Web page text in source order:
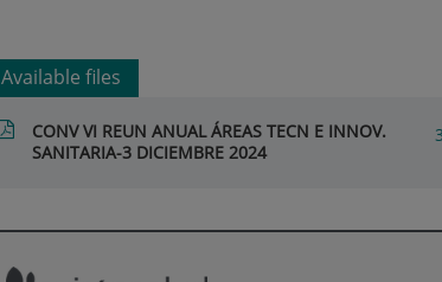
Available files
CONV VI REUN ANUAL ÁREAS TECN E INNOV.
SANITARIA-3 DICIEMBRE 2024